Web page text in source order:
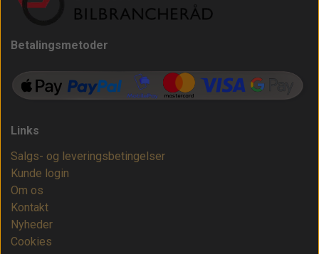
Betalingsmetoder
Links
Salgs- og leveringsbetingelser
Kunde login
Om os
Kontakt
Nyheder
Cookies